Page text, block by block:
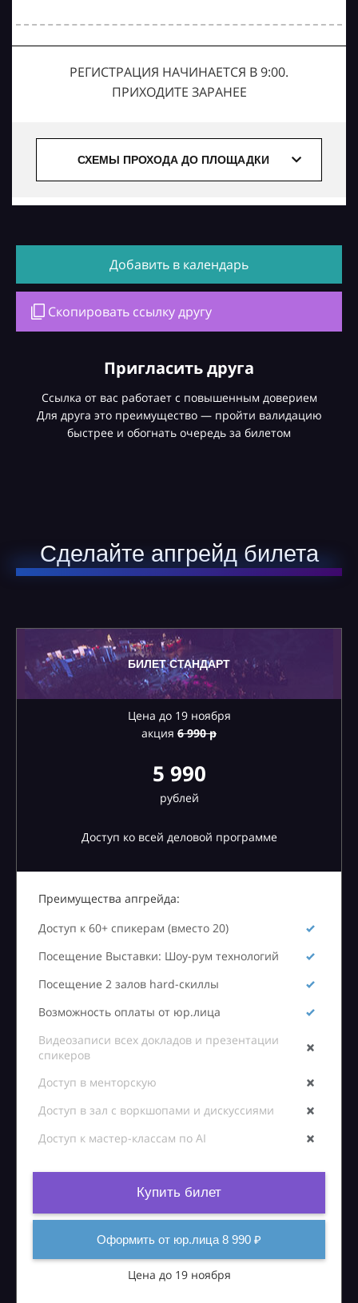
РЕГИСТРАЦИЯ НАЧИНАЕТСЯ В 9:00.
ПРИХОДИТЕ ЗАРАНЕЕ
СХЕМЫ ПРОХОДА ДО ПЛОЩАДКИ
Добавить в календарь
Скопировать ссылку другу
Пригласить друга
Ссылка от вас работает с повышенным доверием
Для друга это преимущество — пройти валидацию
быстрее и обогнать очередь за билетом
Сделайте апгрейд билета
БИЛЕТ СТАНДАРТ
Цена до 19 ноября
акция 6990 р
5 990
рублей
Доступ ко всей деловой программе
Преимущества апгрейда:
Доступ к 60+ спикерам (вместо 20)
Посещение Выставки: Шоу-рум технологий
Посещение 2 залов hard-скиллы
Возможность оплаты от юр.лица
Видеозаписи всех докладов и презентации
спикеров
Доступ в менторскую
Доступ в зал с воркшопами и дискуссиями
Доступ к мастер-классам по AI
Купить билет
Оформить от юр.лица 8 990 ₽
Цена до 19 ноября